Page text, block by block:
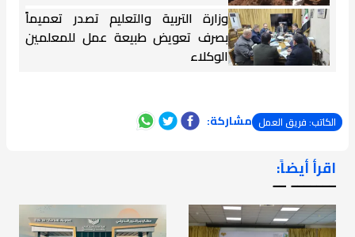
وزارة التربية والتعليم تصدر تعميماً
بصرف تعويض طبيعة عمل للمعلمين
الوكلاء
الكاتب: فريق العمل مشاركة:
اقرأ أيضاً:
ـــــــ ــ